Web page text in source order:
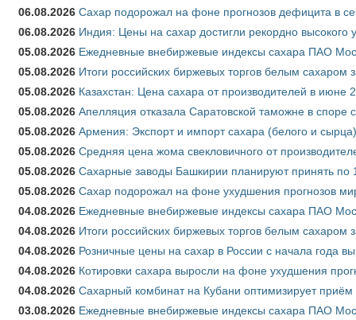
06.08.2026 Сахар подорожал на фоне прогнозов дефицита в
06.08.2026 Индия: Цены на сахар достигли рекордно высокого
05.08.2026 Ежедневные внебиржевые индексы сахара ПАО
05.08.2026 Итоги российских биржевых торгов белым сахаром
05.08.2026 Казахстан: Цена сахара от производителей в июне
05.08.2026 Апелляция отказала Саратовской таможне в
05.08.2026 Армения: Экспорт и импорт сахара (белого и
05.08.2026 Средняя цена жома свекловичного от
05.08.2026 Сахарные заводы Башкирии планируют принять по
05.08.2026 Сахар подорожал на фоне ухудшения прогнозов
04.08.2026 Ежедневные внебиржевые индексы сахара ПАО
04.08.2026 Итоги российских биржевых торгов белым сахаром
04.08.2026 Розничные цены на сахар в России с начала года
04.08.2026 Котировки сахара выросли на фоне ухудшения
04.08.2026 Сахарный комбинат на Кубани оптимизирует приём
03.08.2026 Ежедневные внебиржевые индексы сахара ПАО